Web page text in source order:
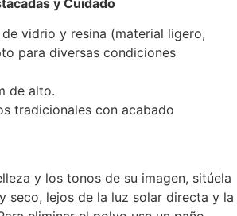
vidrio y resina (material ligero,
para diversas condiciones
de alto.
tradicionales con acabado
y los tonos de su imagen, sitúela
seco, lejos de la luz solar directa y la